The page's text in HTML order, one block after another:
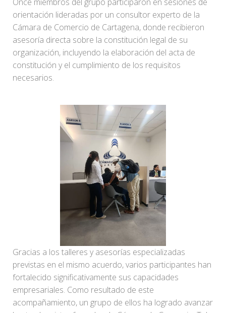
orientación lideradas por un consultor experto de la
Cámara de Comercio de Cartagena, donde recibieron
asesoría directa sobre la constitución legal de su
organización, incluyendo la elaboración del acta de
constitución y el cumplimiento de los requisitos
necesarios.
Gracias a los talleres y asesorías especializadas
previstas en el mismo acuerdo, varios participantes han
fortalecido significativamente sus capacidades
empresariales. Como resultado de este
acompañamiento, un grupo de ellos ha logrado avanzar